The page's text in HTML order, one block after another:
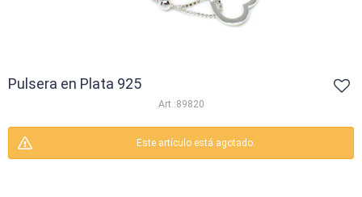
Pulsera en Plata 925
89820
Este artículo está agotado.